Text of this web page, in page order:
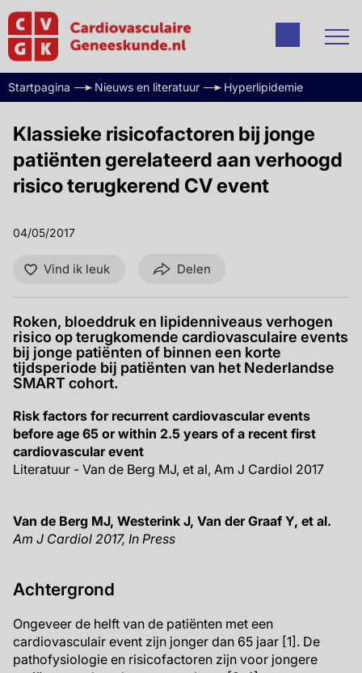
Startpagina Nieuws en literatuur Hyperlipidemie
Klassieke risicofactoren bij jonge
patiënten gerelateerd aan verhoogd
risico terugkerend CV event
04/05/2017
Vind ik leuk Delen
Roken, bloeddruk en lipidenniveaus verhogen
risico op terugkomende cardiovasculaire events
bij jonge patiënten of binnen een korte
tijdsperiode bij patiënten van het Nederlandse
SMART cohort.
Risk factors for recurrent cardiovascular events
before age 65 or within 2.5 years of a recent first
cardiovascular event
Literatuur - Van de Berg MJ, et al, Am J Cardiol 2017
Van de Berg MJ, Westerink J, Van der Graaf Y, et al.
Am J Cardiol 2017, In Press
Achtergrond
Ongeveer de helft van de patiënten met een
cardiovasculair event zijn jonger dan 65 jaar [1]. De
pathofysiologie en risicofactoren zijn voor jongere